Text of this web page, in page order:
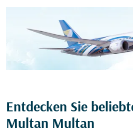
Entdecken Sie
Multan Multan